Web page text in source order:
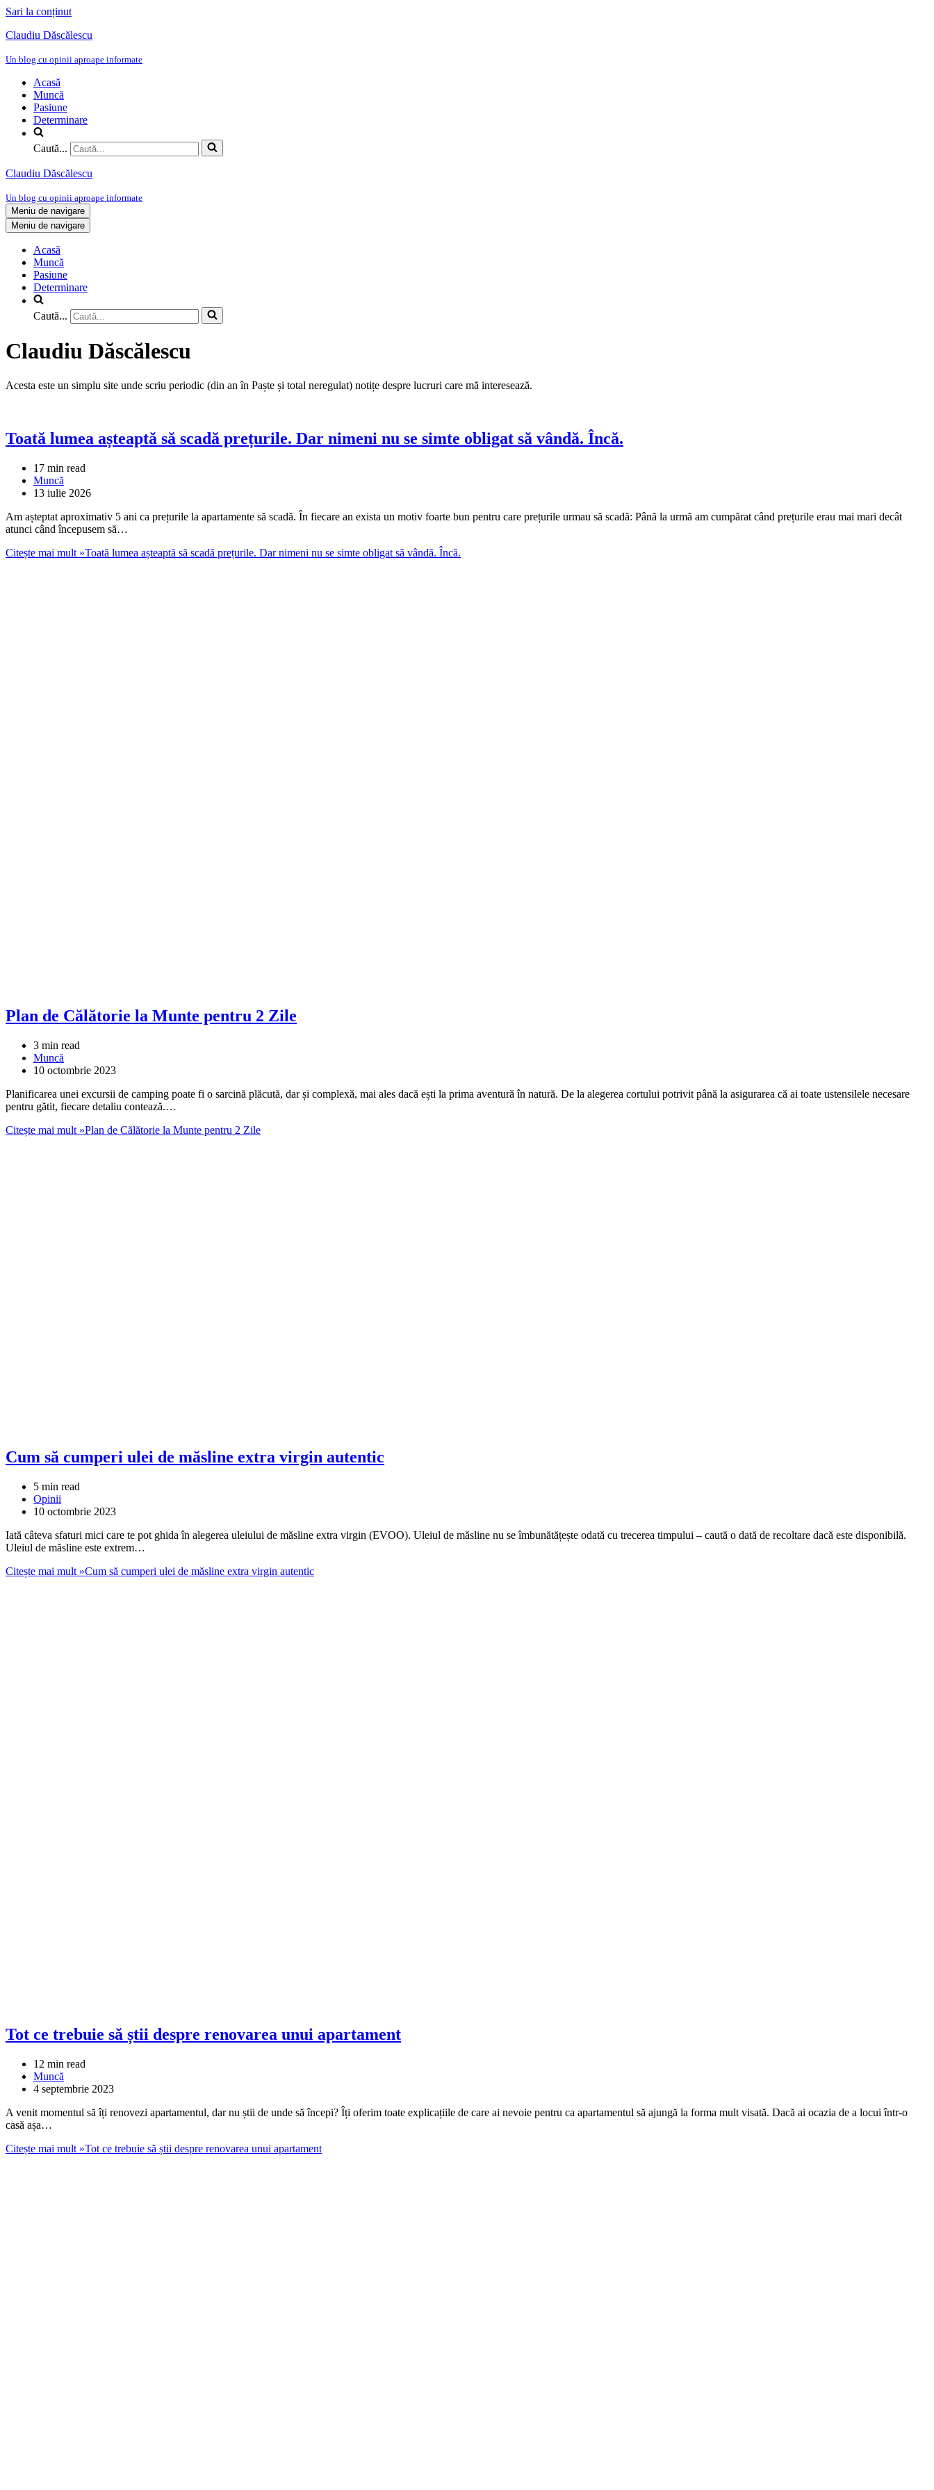
Sari la conținut
Claudiu Dăscălescu
Un blog cu opinii aproape informate
Acasă
Muncă
Pasiune
Determinare
Caută...
Claudiu Dăscălescu
Un blog cu opinii aproape informate
Meniu de navigare
Meniu de navigare
Acasă
Muncă
Pasiune
Determinare
Caută...
Claudiu Dăscălescu
Acesta este un simplu site unde scriu periodic (din an în Paște și total neregulat) notițe despre lucruri care mă interesează.
Toată lumea așteaptă să scadă prețurile. Dar nimeni nu se simte obligat să vândă. Încă.
17 min read
Muncă
13 iulie 2026
Am așteptat aproximativ 5 ani ca prețurile la apartamente să scadă. În fiecare an exista un motiv foarte bun pentru care prețurile urmau să scadă: Până la urmă am cumpărat când prețurile erau mai mari decât
atunci când începusem să…
Citește mai mult »Toată lumea așteaptă să scadă prețurile. Dar nimeni nu se simte obligat să vândă. Încă.
Plan de Călătorie la Munte pentru 2 Zile
3 min read
Muncă
10 octombrie 2023
Planificarea unei excursii de camping poate fi o sarcină plăcută, dar și complexă, mai ales dacă ești la prima aventură în natură. De la alegerea cortului potrivit până la asigurarea că ai toate ustensilele necesare
pentru gătit, fiecare detaliu contează.…
Citește mai mult »Plan de Călătorie la Munte pentru 2 Zile
Cum să cumperi ulei de măsline extra virgin autentic
5 min read
Opinii
10 octombrie 2023
Iată câteva sfaturi mici care te pot ghida în alegerea uleiului de măsline extra virgin (EVOO). Uleiul de măsline nu se îmbunătățește odată cu trecerea timpului – caută o dată de recoltare dacă este disponibilă.
Uleiul de măsline este extrem…
Citește mai mult »Cum să cumperi ulei de măsline extra virgin autentic
Tot ce trebuie să știi despre renovarea unui apartament
12 min read
Muncă
4 septembrie 2023
A venit momentul să îți renovezi apartamentul, dar nu știi de unde să începi? Îți oferim toate explicațiile de care ai nevoie pentru ca apartamentul să ajungă la forma mult visată. Dacă ai ocazia de a locui într-o
casă așa…
Citește mai mult »Tot ce trebuie să știi despre renovarea unui apartament